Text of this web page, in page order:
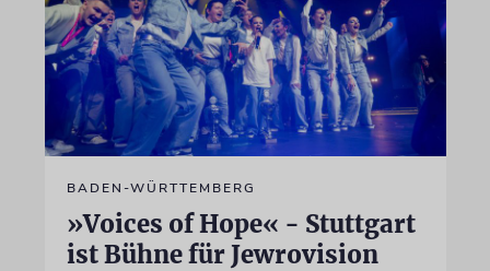
BADEN-WÜRTTEMBERG
»Voices of Hope« - Stuttgart
ist Bühne für Jewrovision